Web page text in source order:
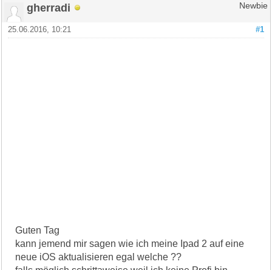
gherradi Newbie
#1
25.06.2016, 10:21
Guten Tag
kann jemend mir sagen wie ich meine Ipad 2 auf eine
neue iOS aktualisieren egal welche ??